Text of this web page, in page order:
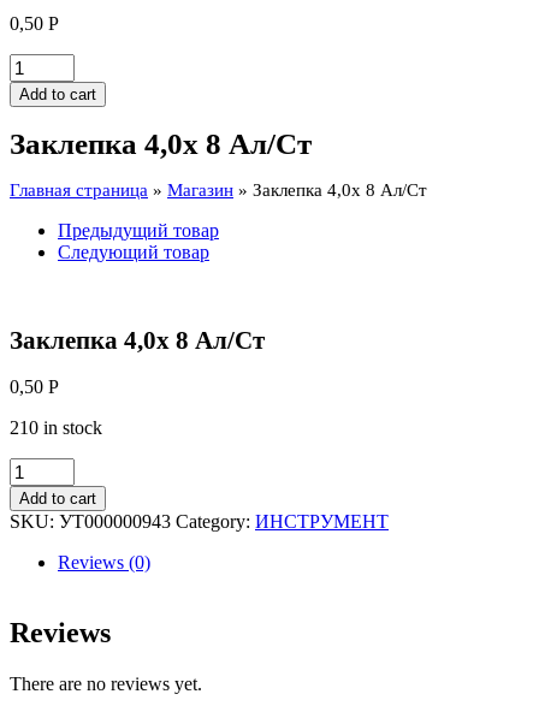
0,50 Р
Заклепка
4,0х
8
Ст
Add to cart
Заклепка 4,0х 8 Ал/Ст
Главная страница » Магазин » Заклепка 4,0х 8 Ал/Ст
Предыдущий товар
Следующий товар
Заклепка 4,0х 8 Ал/Ст
0,50 Р
210 in stock
Заклепка
4,0х
8
Ал/
quantity
Add to cart
SKU: УТ000000943 Category: ИНСТРУМЕНТ
Reviews (0)
Reviews
There are no reviews yet.